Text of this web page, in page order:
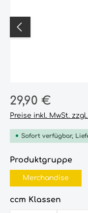
Regulärer Preis:
29,90 €
Preise inkl. MwSt.
Sofort verfügbar,
Produktgruppe
Merchandise
ccm Klassen